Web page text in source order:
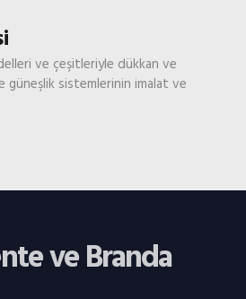
ve çeşitleriyle dükkan ve
güneşlik sistemlerinin imalat ve
ve Branda